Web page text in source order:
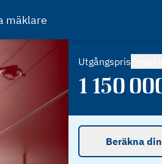
mäklare
Utgångspris
1 150
Beräkna